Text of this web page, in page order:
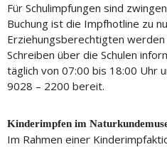
Für Schulimpfungen sind
Buchung ist die Impfhotline zu
Erziehungsberechtigten
Schreiben über die Schulen
täglich von 07:00 bis 18:00 Uhr
9028 – 2200 bereit.
Kinderimpfen im
Im Rahmen einer